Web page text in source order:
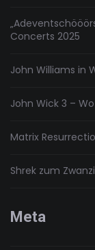
Concerts 2025
John Williams in
John Wick 3 –
Matrix
Shrek zum
Meta